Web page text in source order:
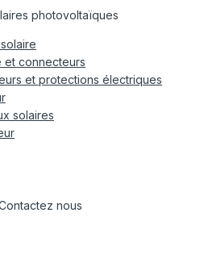
photovoltaïques
et connecteurs
et protections électriques
solaires
nous